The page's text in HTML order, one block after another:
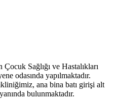
Sağlığı ve Hastalıkları
odasında yapılmaktadır.
ana bina batı girişi alt
bulunmaktadır.